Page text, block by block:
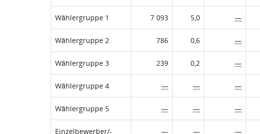
Wählergruppe 1 7 093 5,0 —
Wählergruppe 2 786 0,6 —
Wählergruppe 3 239 0,2 —
Wählergruppe 4 — — —
Wählergruppe 5 — — —
Einzelbewerber/- — — —